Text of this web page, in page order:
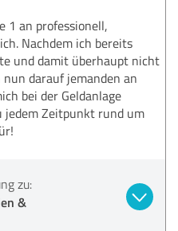
1 an professionell,
Nachdem ich bereits
und damit überhaupt nicht
darauf jemanden an
bei der Geldanlage
jedem Zeitpunkt rund um
zu:
&